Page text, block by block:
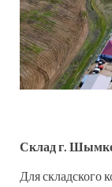
Склад г.
Для складского